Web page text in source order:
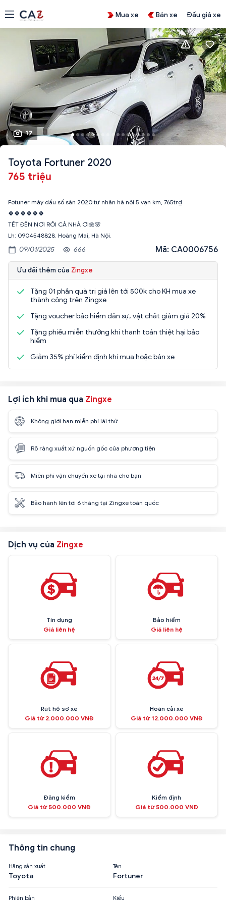
Mua xe Bán xe Đấu giá xe
17
Toyota Fortuner 2020
765 triệu
Fotuner máy dầu số sàn 2020 tư nhân hà nội 5 vạn km, 765tr₫
🍀🍀🍀🍀🍀🍀
TẾT ĐẾN NƠI RỒI CẢ NHÀ ƠI🌼🌸
09/01/2025 666 Mã: CA0006756
Ưu đãi thêm của Zingxe
Tặng 01 phần quà trị giá lên tới 500k cho KH mua xe
thành công trên Zingxe
Tặng voucher bảo hiểm dân sự, vật chất giảm giá 20%
Tặng phiếu miễn thưởng khi thanh toán thiệt hại bảo
hiểm
Giảm 35% phí kiểm định khi mua hoặc bán xe
Lợi ích khi mua qua Zingxe
Không giới hạn miễn phí lái thử
Rõ ràng xuất xứ nguồn gốc của phương tiện
Miễn phí vận chuyển xe tại nhà cho bạn
Bảo hành lên tới 6 tháng tại Zingxe toàn quốc
Dịch vụ của Zingxe
Tín dụng
Giá liên hệ
Bảo hiểm
Giá liên hệ
Rút hồ sơ xe
Giá từ 2.000.000 VNĐ
Hoán cải xe
Giá từ 12.000.000 VNĐ
Đăng kiểm
Giá từ 500.000 VNĐ
Kiểm định
Giá từ 500.000 VNĐ
Thông tin chung
Hãng sản xuất
Toyota
Tên
Fortuner
Phiên bản Kiểu